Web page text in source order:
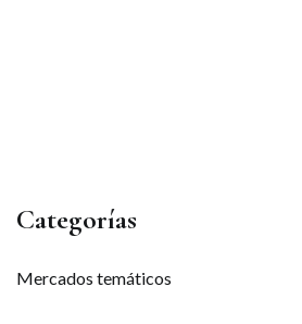
Categorías
Mercados temáticos